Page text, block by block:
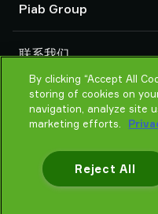
机器人和 Cobot 抓取解决方案
系统和解决方案配件
粉末和大颗粒物品真空输送机
产品在线配置
货物销售通用条款
隐私声明
Piab Group
组织结构
行为准则
Piab 新闻
联系我们
联系我们
找寻Piab 伙伴
常见问题
By clicking “Accept All
storing of cookies on
navigation, analyze site
marketing efforts.
Reject All